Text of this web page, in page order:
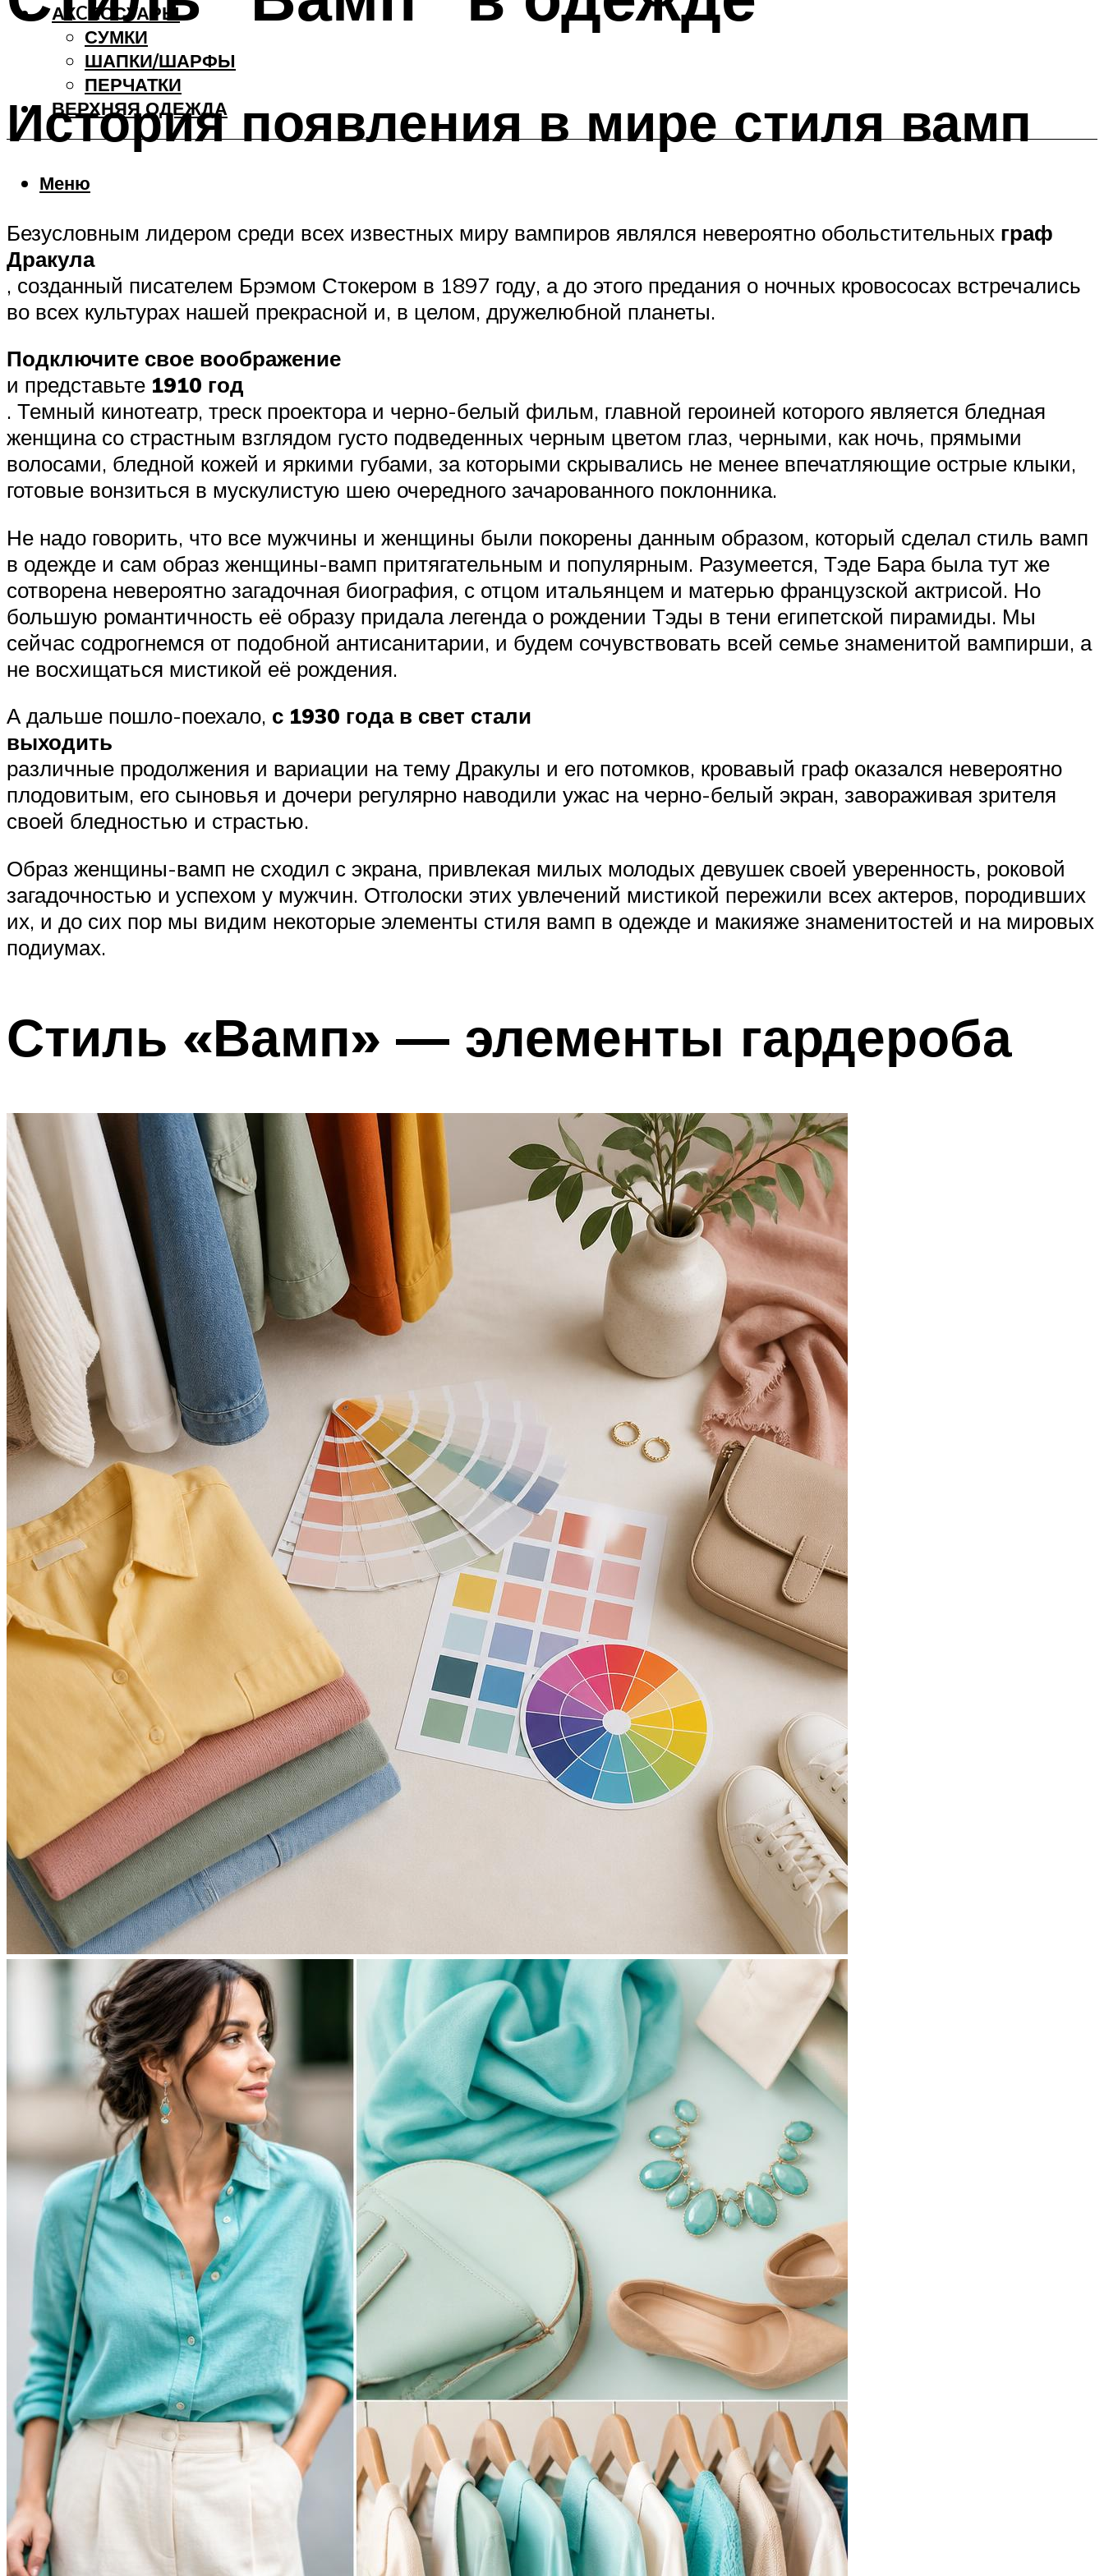
АКCЕССУАРЫ
СУМКИ
ШАПКИ/ШАРФЫ
ПЕРЧАТКИ
ВЕРХНЯЯ ОДЕЖДА
Меню
История появления в мире стиля вамп
Безусловным лидером среди всех известных миру вампиров являлся невероятно обольстительных граф
Дракула
, созданный писателем Брэмом Стокером в 1897 году, а до этого предания о ночных кровососах встречались
во всех культурах нашей прекрасной и, в целом, дружелюбной планеты.
Подключите свое воображение
и представьте 1910 год
. Темный кинотеатр, треск проектора и черно-белый фильм, главной героиней которого является бледная
женщина со страстным взглядом густо подведенных черным цветом глаз, черными, как ночь, прямыми
волосами, бледной кожей и яркими губами, за которыми скрывались не менее впечатляющие острые клыки,
готовые вонзиться в мускулистую шею очередного зачарованного поклонника.
Не надо говорить, что все мужчины и женщины были покорены данным образом, который сделал стиль вамп
в одежде и сам образ женщины-вамп притягательным и популярным. Разумеется, Тэде Бара была тут же
сотворена невероятно загадочная биография, с отцом итальянцем и матерью французской актрисой. Но
большую романтичность её образу придала легенда о рождении Тэды в тени египетской пирамиды. Мы
сейчас содрогнемся от подобной антисанитарии, и будем сочувствовать всей семье знаменитой вампирши, а
не восхищаться мистикой её рождения.
А дальше пошло-поехало, с 1930 года в свет стали
выходить
различные продолжения и вариации на тему Дракулы и его потомков, кровавый граф оказался невероятно
плодовитым, его сыновья и дочери регулярно наводили ужас на черно-белый экран, завораживая зрителя
своей бледностью и страстью.
Образ женщины-вамп не сходил с экрана, привлекая милых молодых девушек своей уверенность, роковой
загадочностью и успехом у мужчин. Отголоски этих увлечений мистикой пережили всех актеров, породивших
их, и до сих пор мы видим некоторые элементы стиля вамп в одежде и макияже знаменитостей и на мировых
подиумах.
Стиль «Вамп» — элементы гардероба